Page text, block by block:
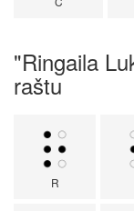
"Ringaila
raštu
R